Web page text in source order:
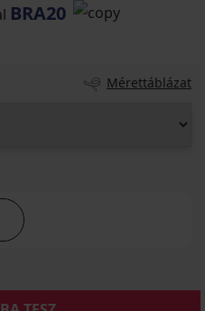
BRA20
Mérettáblázat